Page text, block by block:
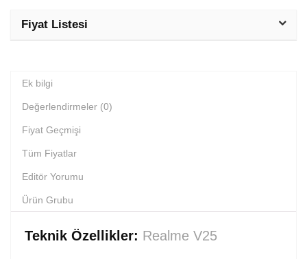
Fiyat Listesi
Ek bilgi
Değerlendirmeler (0)
Fiyat Geçmişi
Tüm Fiyatlar
Editör Yorumu
Ürün Grubu
Teknik Özellikler: Realme V25